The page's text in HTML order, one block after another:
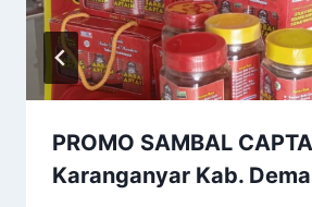
PROMO SAMBAL
Karanganyar Kab.